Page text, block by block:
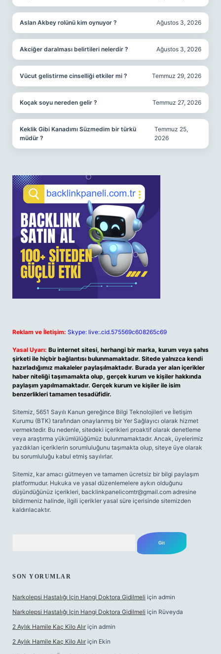
Aslan Akbey rolünü kim oynuyor ? Ağustos 3, 2026
Akciğer daralması belirtileri nelerdir ? Ağustos 3, 2026
Vücut gelistirme cinselliği etkiler mi ? Temmuz 29, 2026
Koçak soyu nereden gelir ? Temmuz 27, 2026
Keklik Gibi Kanadımı Süzmedim bir türkü
müdür ?
Temmuz 25,
2026
Reklam ve İletişim: Skype: live:.cid.575569c608265c69
Yasal Uyarı: Bu internet sitesi, herhangi bir marka, kurum veya şahıs
şirketi ile hiçbir bağlantısı bulunmamaktadır. Sitede yalnızca kendi
hazırladığımız makaleler paylaşılmaktadır. Burada yer alan içerikler
haber niteliği taşımamakta olup, gerçek kurum ve kişiler hakkında
paylaşım yapılmamaktadır. Gerçek kurum ve kişiler ile isim
benzerlikleri tamamen tesadüfidir.
Sitemiz, 5651 Sayılı Kanun gereğince Bilgi Teknolojileri ve İletişim
Kurumu (BTK) tarafından onaylanmış bir Yer Sağlayıcı olarak hizmet
vermektedir. Bu nedenle, sitedeki içerikleri proaktif olarak denetleme
veya araştırma yükümlülüğümüz bulunmamaktadır. Ancak, üyelerimiz
yazdıkları içeriklerin sorumluluğunu taşımakta olup, siteye üye olarak
bu sorumluluğu kabul etmiş sayılırlar.
Sitemiz, kar amacı gütmeyen ve tamamen ücretsiz bir bilgi paylaşım
platformudur. Hukuka ve yasal düzenlemelere aykırı olduğunu
düşündüğünüz içerikleri, backlinkpanelicomtr@gmail.com adresine
bildirmeniz halinde, ilgili içerikler yasal süre içerisinde sitemizden
kaldırılacaktır.
SON YORUMLAR
Narkolepsi Hastalığı Için Hangi Doktora Gidilmeli için admin
Narkolepsi Hastalığı Için Hangi Doktora Gidilmeli için Rüveyda
2 Aylık Hamile Kaç Kilo Alır için admin
2 Aylık Hamile Kaç Kilo Alır için Ekin